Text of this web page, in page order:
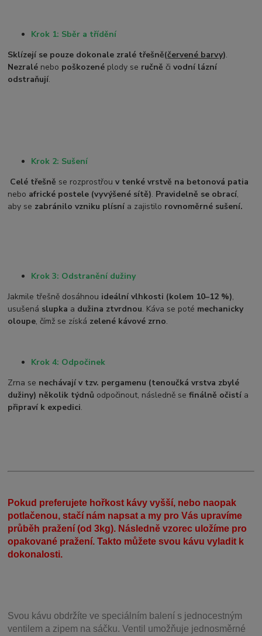
Krok 1: Sběr a třídění
Sklízejí se pouze dokonale zralé třešně(červené barvy).
Nezralé nebo poškozené plody se ručně čivodní lázní
odstraňují.
Krok 2: Sušení
Celé třešně se rozprostřouv tenké vrstvě na betonová patia
nebo africké postele (vyvýšené sítě). Pravidelně se obrací,
aby se zabránilo vzniku plísní a zajistilo rovnoměrné sušení.
Krok 3: Odstranění dužiny
Jakmile třešně dosáhnou ideální vlhkosti (kolem 10–12 %),
usušená slupka a dužina ztvrdnou. Káva se poté mechanicky
oloupe, čímž se získá zelené kávové zrno.
Krok 4: Odpočinek
Zrna se nechávají v tzv. pergamenu (tenoučká vrstva zbylé
dužiny) několik týdnů odpočinout, následně sefinálně očistí a
připraví k expedici.
Pokud preferujete hořkost kávy vyšší, nebo naopak
potlačenou, stačí nám napsat a my pro Vás upravíme
průběh pražení (od 3kg). Následně vzorec uložíme pro
opakované pražení. Takto můžete svou kávu vyladit k
dokonalosti.
Svou kávu obdržíte ve speciálním balení s jednocestným
ventilem a zipem na sáčku. Ventil umožňuje jednosměrné